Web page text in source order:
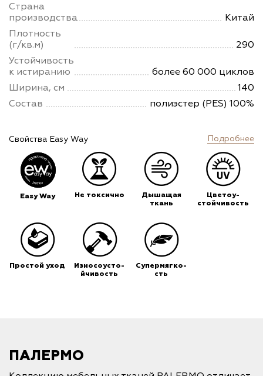
Страна
производства
Китай
Плотность
(г/кв.м)
290
Устойчивость
к истиранию
более 60 000 циклов
Ширина, см
140
Состав
полиэстер (PES) 100%
Свойства Easy Way Подробнее
Easy Way Не токсично
Дышащая
ткань
Цветоу-
стойчивость
Простой уход
Износоусто-
йчивость
Супермягко-
сть
ПАЛЕРМО